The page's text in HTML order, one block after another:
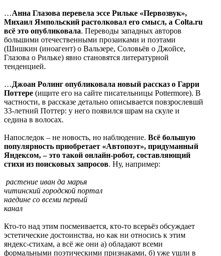
…Анна Глазова перевела эссе Рильке «Первозвук»,
Михаил Ямпольский растолковал его смысл, а Colta.ru
всё это опубликовала. Переводы западных авторов
большими отечественными прозаиками и поэтами
(Шишкин (иноагент) о Вальзере, Соловьёв о Джойсе,
Глазова о Рильке) явно становятся литературной
тенденцией.
…Джоан Ролинг опубликовала новый рассказ о Гарри
Поттере (ищите его на сайте писательницы Pottermore). В
частности, в рассказе детально описывается повзрослевшй
33-летний Поттер: у него появился шрам на скуле и
седина в волосах.
Напоследок – не новость, но наблюдение. Всё большую
популярность приобретает «Автопоэт», придуманный
Яндексом, – это такой онлайн-робот, составляющий
стихи из поисковых запросов. Ну, например:
растение иван да марья
читинский городской портал
наедине со всеми первый
канал
Кто-то над этим посмеивается, кто-то всерьёз обсуждает
эстетические достоинства, но как ни относись к этим
яндекс-стихам, а всё же они а) обладают всеми
формальными поэтическими признаками, б) уже ушли в